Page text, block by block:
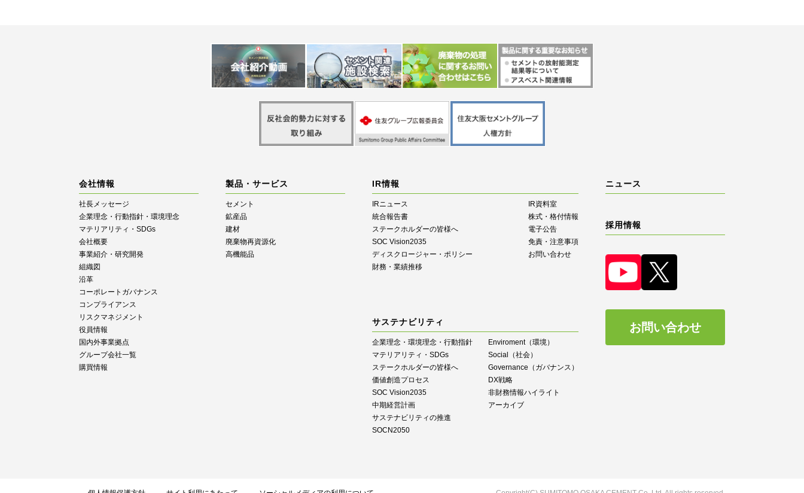
会社情報
社長メッセージ
企業理念・行動指針・環境理念
マテリアリティ・SDGs
会社概要
事業紹介・研究開発
組織図
沿革
コーポレートガバナンス
コンプライアンス
リスクマネジメント
役員情報
国内外事業拠点
グループ会社一覧
購買情報
製品・サービス
セメント
鉱産品
建材
廃棄物再資源化
高機能品
IR情報
IRニュース
統合報告書
ステークホルダーの皆様へ
SOC Vision2035
ディスクロージャー・ポリシー
財務・業績推移
IR資料室
株式・格付情報
電子公告
免責・注意事項
お問い合わせ
サステナビリティ
企業理念・環境理念・行動指針
マテリアリティ・SDGs
ステークホルダーの皆様へ
価値創造プロセス
SOC Vision2035
中期経営計画
サステナビリティの推進
SOCN2050
Enviroment（環境）
Social（社会）
Governance（ガバナンス）
DX戦略
⾮財務情報ハイライト
アーカイブ
ニュース
採用情報
お問い合わせ